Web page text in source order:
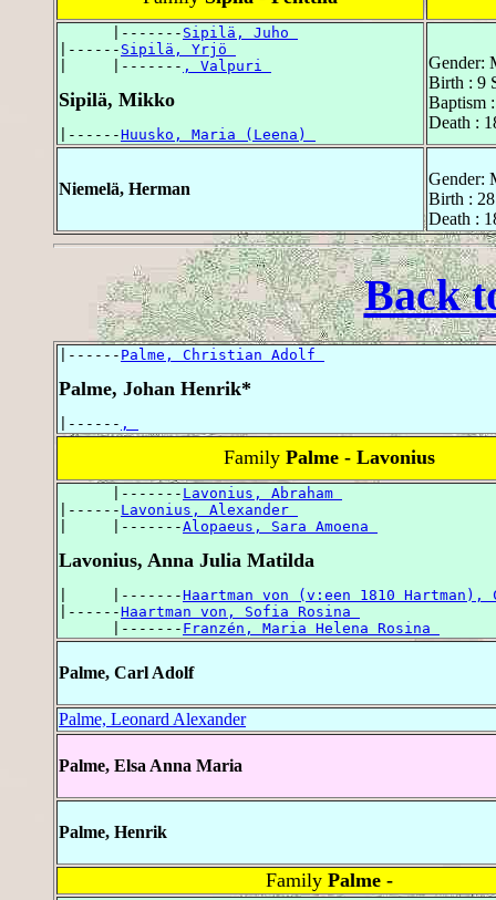
      |-------
Sipilä, Juho
|------ Sipilä, Yrjö
|     |------- , Valpuri
Sipilä, Mikko
|------Huusko, Maria (Leena)
Gender:
Birth : 9
Baptism
Death :
Niemelä, Herman
Gender:
Birth :
Death :
Back
|------ Palme, Christian Adolf
Palme, Johan Henrik*
|------ ,
Family Palme - Lavonius
      |-------
Lavonius, Abraham
|------ Lavonius, Alexander
|     |-------Alopaeus, Sara Amoena
Lavonius, Anna Julia Matilda
|     |-------Haartman von (v:een 1810
|------Haartman von, Sofia Rosina
      |-------
Franzén, Maria Helena Rosina
Palme, Carl Adolf
Palme, Leonard Alexander
Palme, Elsa Anna Maria
Palme, Henrik
Family Palme -